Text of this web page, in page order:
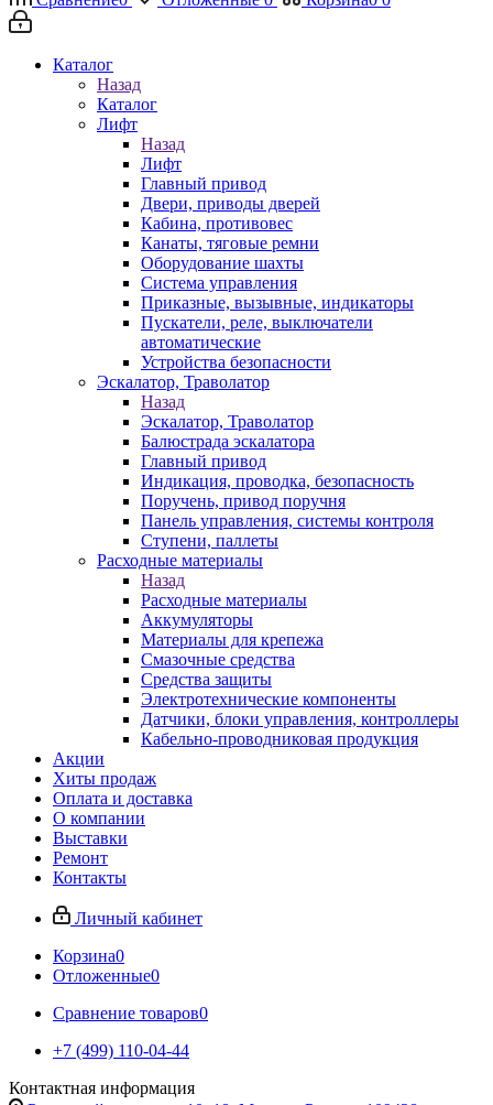
Каталог
Назад
Каталог
Лифт
Назад
Лифт
Главный привод
Двери, приводы дверей
Кабина, противовес
Канаты, тяговые ремни
Оборудование шахты
Система управления
Приказные, вызывные, индикаторы
Пускатели, реле, выключатели
автоматические
Устройства безопасности
Эскалатор, Траволатор
Назад
Эскалатор, Траволатор
Балюстрада эскалатора
Главный привод
Индикация, проводка, безопасность
Поручень, привод поручня
Панель управления, системы контроля
Ступени, паллеты
Расходные материалы
Назад
Расходные материалы
Аккумуляторы
Материалы для крепежа
Смазочные средства
Средства защиты
Электротехнические компоненты
Датчики, блоки управления, контроллеры
Кабельно-проводниковая продукция
Акции
Хиты продаж
Оплата и доставка
О компании
Выставки
Ремонт
Контакты
Личный кабинет
Корзина0
Отложенные0
Сравнение товаров0
+7 (499) 110-04-44
Контактная информация